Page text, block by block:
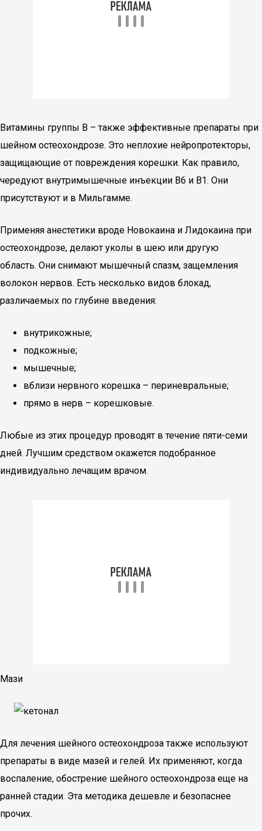
Витамины группы В – также эффективные препараты при
шейном остеохондрозе. Это неплохие нейропротекторы,
защищающие от повреждения корешки. Как правило,
чередуют внутримышечные инъекции В6 и В1. Они
присутствуют и в Мильгамме.
Применяя анестетики вроде Новокаина и Лидокаина при
остеохондрозе, делают уколы в шею или другую
область. Они снимают мышечный спазм, защемления
волокон нервов. Есть несколько видов блокад,
различаемых по глубине введения:
внутрикожные;
подкожные;
мышечные;
вблизи нервного корешка – периневральные;
прямо в нерв – корешковые.
Любые из этих процедур проводят в течение пяти-семи
дней. Лучшим средством окажется подобранное
индивидуально лечащим врачом.
Мази
Для лечения шейного остеохондроза также используют
препараты в виде мазей и гелей. Их применяют, когда
воспаление, обострение шейного остеохондроза еще на
ранней стадии. Эта методика дешевле и безопаснее
прочих.